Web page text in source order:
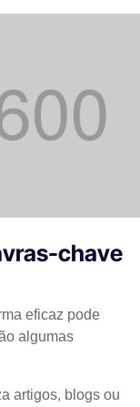
chave
eficaz pode
algumas
artigos, blogs ou